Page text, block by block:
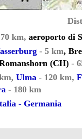
km, aeroporto di
- 5 km,
(CH) -
Ulma - 120 km,
- 180 km
- Germania